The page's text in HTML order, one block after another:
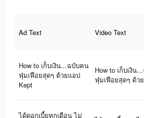
Ad Text Video Text
How to เก็บเงิน...ฉบับคน
ฟุ่มเฟือยสุดๆ ด้วยแอป
Kept
How to เก็บเงิน
ฟุ่มเฟือยสุดๆ ด้ว
ได้ดอกเบี้ยทุกเดือน ไม่